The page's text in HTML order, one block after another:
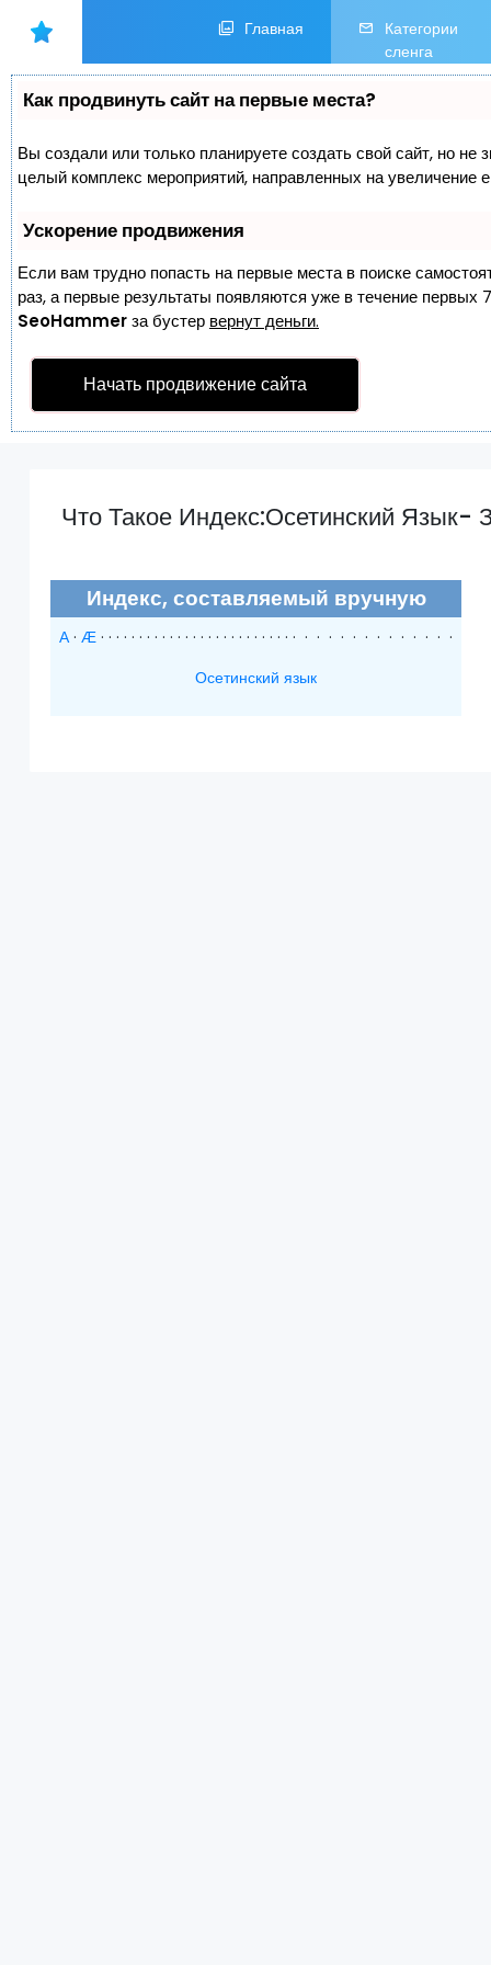
Главная
Категории
сленга
Как продвинуть сайт на первые места?
Вы создали или только планируете создать свой сайт, но не
целый комплекс мероприятий, направленных на увеличение
Ускорение продвижения
Если вам трудно попасть на первые места в поиске
раз, а первые результаты появляются уже в течение первых
SeoHammerза бустер вернут деньги.
Начать продвижение сайта
Что Такое Индекс:Осетинский Язык-
Индекс, составляемый вручную
А·Ӕ · · · · · · · · · · · · · · · · · · · · · · · · · · · · · · · · · · · · · · ·
Осетинский язык